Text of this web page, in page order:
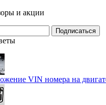
и акции
Подписаться
VIN номера на